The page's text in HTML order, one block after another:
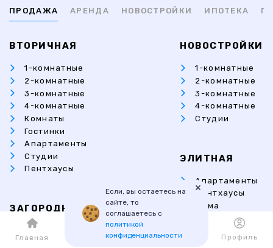
ПРОДАЖА АРЕНДА НОВОСТРОЙКИ ИПОТЕКА
ВТОРИЧНАЯ
1-комнатные
2-комнатные
3-комнатные
4-комнатные
Комнаты
Гостинки
Апартаменты
Студии
Пентхаусы
ЗАГОРОДНАЯ
Коттеджи
Дома
НОВОСТРОЙКИ
1-комнатные
2-комнатные
3-комнатные
4-комнатные
Студии
ЭЛИТНАЯ
Апартаменты
Пентхаусы
Дома
Коттеджи
Если, вы остаетесь на
сайте, то
соглашаетесь с
политикой
конфиденциальности
×
Главная Каталог Избранное Профиль